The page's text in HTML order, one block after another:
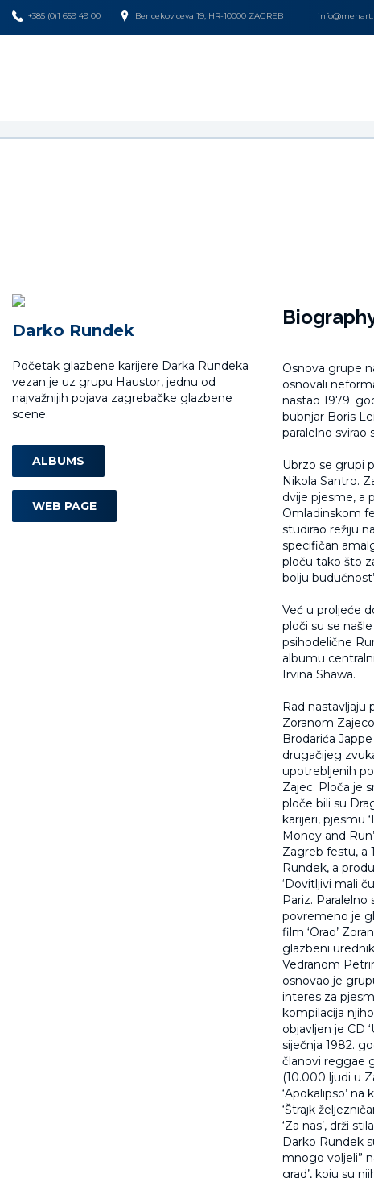
+385 (0)1 659 49 00 Bencekoviceva 19, HR-10000 ZAGREB
Darko Rundek
Početak glazbene karijere Darka Rundeka
vezan je uz grupu Haustor, jednu od
najvažnijih pojava zagrebačke glazbene
scene.
ALBUMS
WEB PAGE
Osnova grupe
osnovali
nastao 1979.
bubnjar Boris
paralelno svirao
Ubrzo se grupi
Nikola Santro.
dvije pjesme, a
Omladinskom
studirao režiju
specifičan
ploču tako što
bolju
Već u proljeće
ploči su se
psihodelične
albumu
Irvina Shawa.
Rad nastavljaju
Zoranom
Brodarića
drugačijeg
upotrebljenih
Zajec. Ploča je
ploče bili su
karijeri, pjesmu
Money and
Zagreb festu, a
Rundek, a
‘Dovitljivi mali
Pariz.
povremeno je
film ‘Orao’
glazbeni
Vedranom
osnovao je
interes za
kompilacija
objavljen je CD
siječnja 1982.
članovi reggae
(10.000 ljudi u
‘Apokalipso’
‘Štrajk
‘Za nas’, drži
Darko Rundek
mnogo voljeli”
grad’, koju su